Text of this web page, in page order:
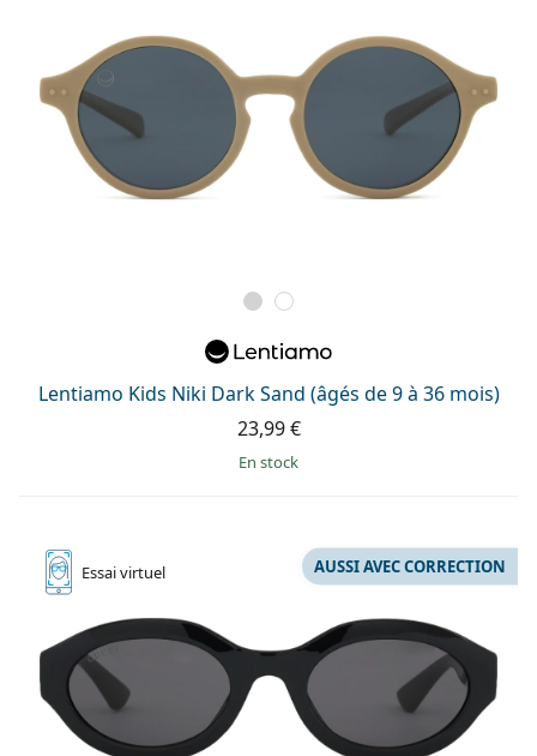
Lentiamo Kids Niki Dark Sand (âgés de 9 à 36 mois)
23,99 €
en stock
Essaivirtuel AUSSI AVEC CORRECTION